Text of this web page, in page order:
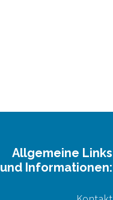
Allgemeine Links
und Informationen: